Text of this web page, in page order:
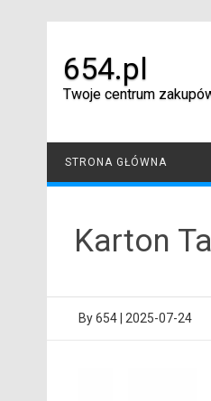
654.pl
Twoje centrum
STRONA GŁÓWNA
Karton
By654 2025-07-24